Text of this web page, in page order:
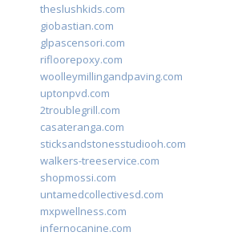
theslushkids.com
giobastian.com
glpascensori.com
rifloorepoxy.com
woolleymillingandpaving.com
uptonpvd.com
2troublegrill.com
casateranga.com
sticksandstonesstudiooh.com
walkers-treeservice.com
shopmossi.com
untamedcollectivesd.com
mxpwellness.com
infernocanine.com